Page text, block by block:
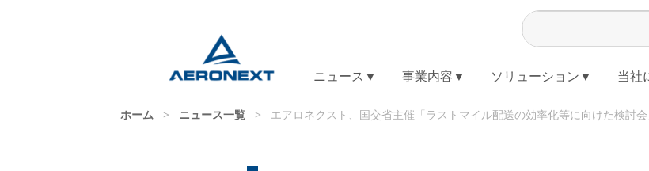
ニュース▼ 事業内容▼ ソリューション▼ 当社
ホーム > ニュース一覧 > エアロネクスト、国交省主催「ラストマイル配送の効率化等に向けた検討